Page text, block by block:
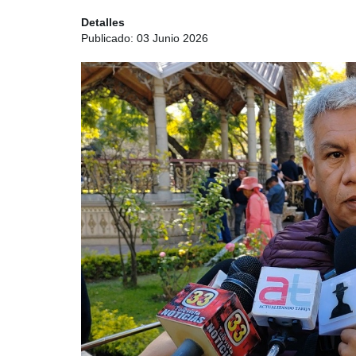
Detalles
Publicado: 03 Junio 2026